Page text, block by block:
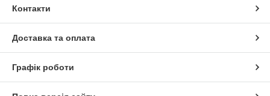
Контакти
Доставка та оплата
Графік роботи